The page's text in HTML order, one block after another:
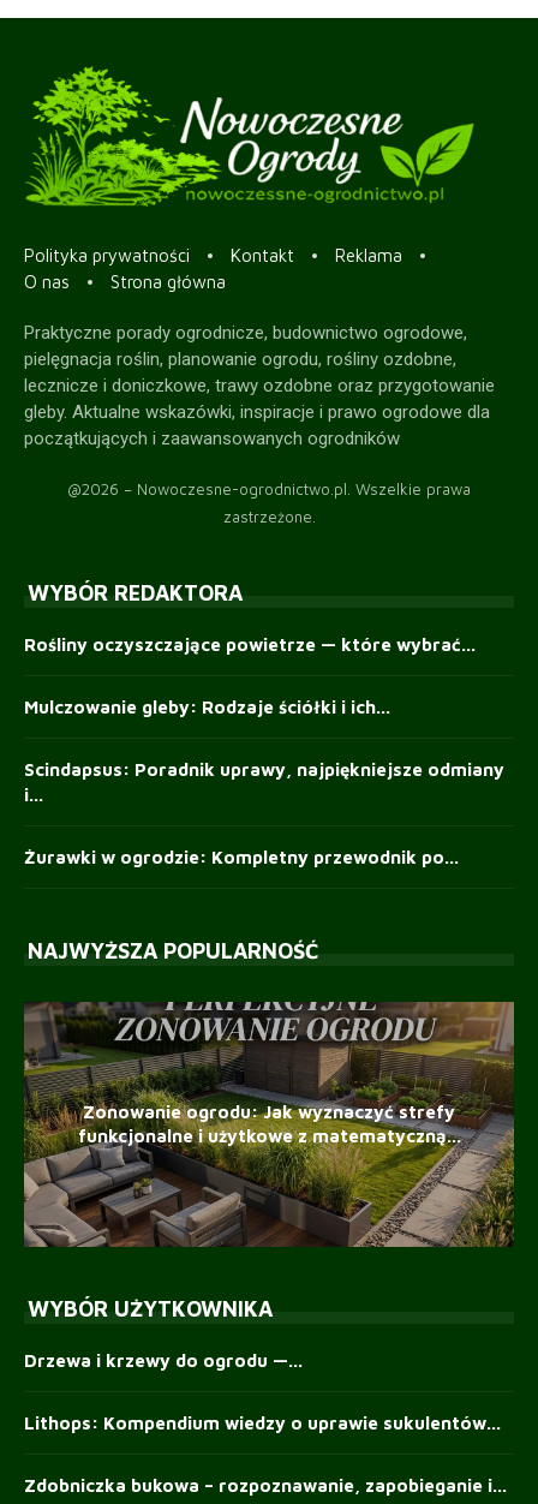
Polityka prywatności Kontakt
Reklama
O nas
Strona główna
Praktyczne porady ogrodnicze, budownictwo ogrodowe,
pielęgnacja roślin, planowanie ogrodu, rośliny ozdobne,
lecznicze i doniczkowe, trawy ozdobne oraz przygotowanie
gleby. Aktualne wskazówki, inspiracje i prawo ogrodowe dla
początkujących i zaawansowanych ogrodników
@2026 – Nowoczesne-ogrodnictwo.pl. Wszelkie prawa
zastrzeżone.
WYBÓR REDAKTORA
Rośliny oczyszczające powietrze — które wybrać...
Mulczowanie gleby: Rodzaje ściółki i ich...
Scindapsus: Poradnik uprawy, najpiękniejsze odmiany
i...
Żurawki w ogrodzie: Kompletny przewodnik po...
NAJWYŻSZA POPULARNOŚĆ
Zonowanie ogrodu: Jak wyznaczyć strefy
funkcjonalne i użytkowe z matematyczną...
WYBÓR UŻYTKOWNIKA
Drzewa i krzewy do ogrodu —...
Lithops: Kompendium wiedzy o uprawie sukulentów...
Zdobniczka bukowa – rozpoznawanie, zapobieganie i...